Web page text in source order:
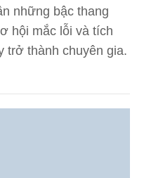
những bậc thang
hội mắc lỗi và tích
trở thành chuyên gia.